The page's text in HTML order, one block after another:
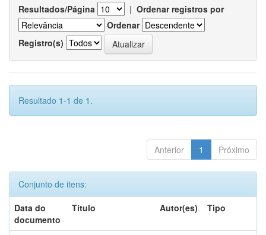
Resultados/Página | Ordenar registros por
Ordenar
Registro(s)
Resultado 1-1 de 1.
Anterior 1 Próximo
Conjunto de itens:
Data do
documento
Título Autor(es) Tipo